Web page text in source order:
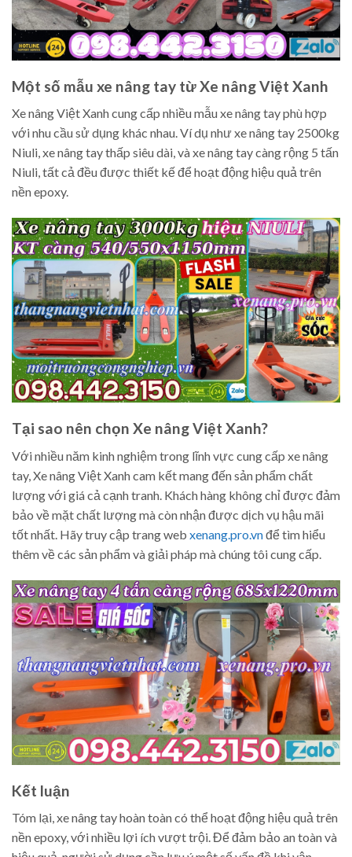
Một số mẫu xe nâng tay từ Xe nâng Việt Xanh
Xe nâng Việt Xanh cung cấp nhiều mẫu xe nâng tay phù hợp
với nhu cầu sử dụng khác nhau. Ví dụ như xe nâng tay 2500kg
Niuli, xe nâng tay thấp siêu dài, và xe nâng tay càng rộng 5 tấn
Niuli, tất cả đều được thiết kế để hoạt động hiệu quả trên
nền epoxy.
Tại sao nên chọn Xe nâng Việt Xanh?
Với nhiều năm kinh nghiệm trong lĩnh vực cung cấp xe nâng
tay, Xe nâng Việt Xanh cam kết mang đến sản phẩm chất
lượng với giá cả cạnh tranh. Khách hàng không chỉ được đảm
bảo về mặt chất lượng mà còn nhận được dịch vụ hậu mãi
tốt nhất. Hãy truy cập trang web xenang.pro.vnđể tìm hiểu
thêm về các sản phẩm và giải pháp mà chúng tôi cung cấp.
Kết luận
Tóm lại, xe nâng tay hoàn toàn có thể hoạt động hiệu quả trên
nền epoxy, với nhiều lợi ích vượt trội. Để đảm bảo an toàn và